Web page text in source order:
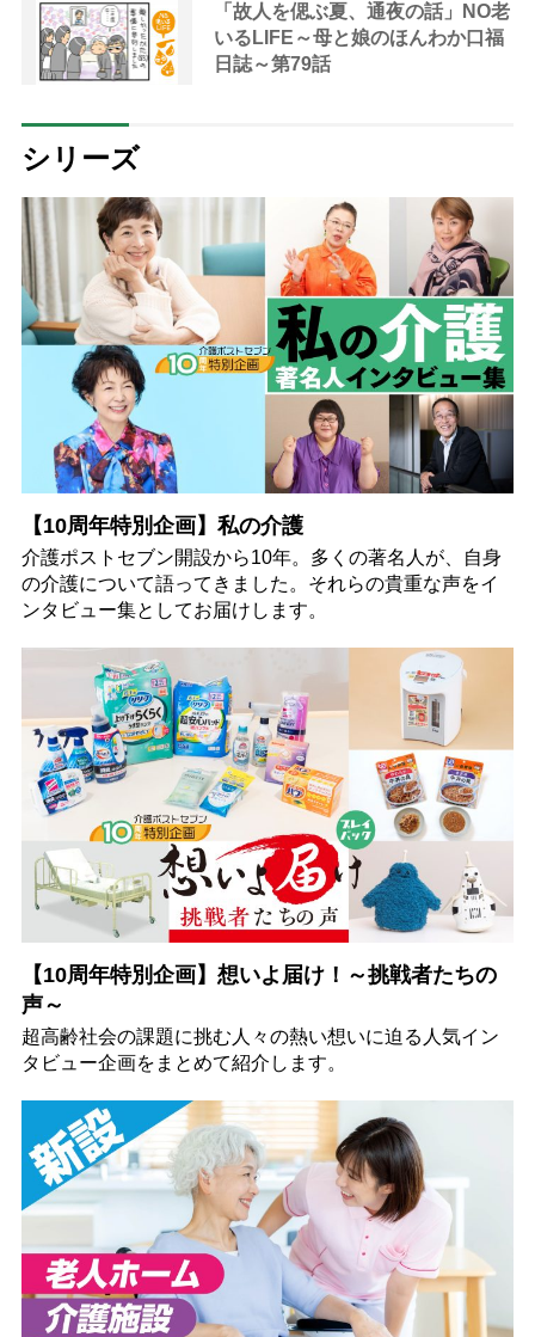
「故人を偲ぶ夏、通夜の話」NO老
いるLIFE～母と娘のほんわか口福
日誌～第79話
シリーズ
【10周年特別企画】私の介護
介護ポストセブン開設から10年。多くの著名人が、自身
の介護について語ってきました。それらの貴重な声をイ
ンタビュー集としてお届けします。
【10周年特別企画】想いよ届け！～挑戦者たちの
声～
超高齢社会の課題に挑む人々の熱い想いに迫る人気イン
タビュー企画をまとめて紹介します。